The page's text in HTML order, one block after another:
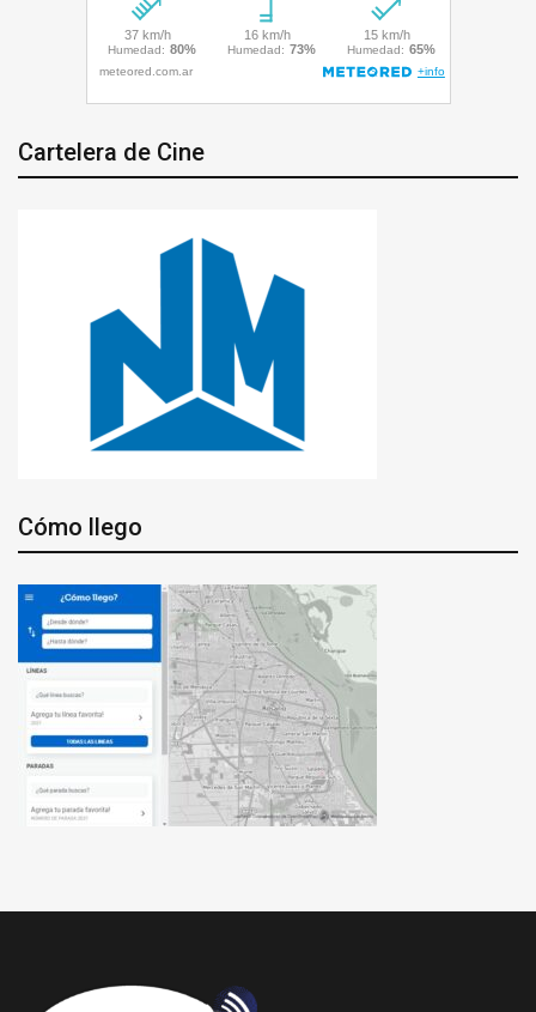
Cartelera de Cine
Cómo llego